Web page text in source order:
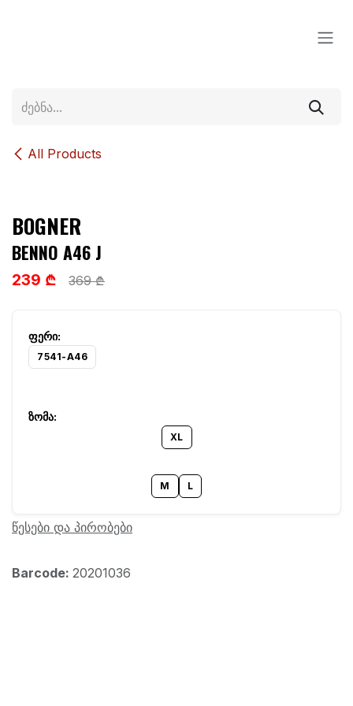
All Products
BOGNER
BENNO A46 J
239 ₾ 369 ₾
7541-A46
XL
M L
წესები და პირობები
Barcode: 20201036